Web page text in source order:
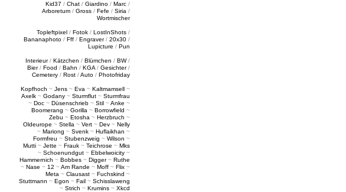
Kid37 / Chat / Giardino / Marc /
Arboretum / Gross / Fefe / Siria /
Wortmischer
Topleftpixel / Fotok / LostInShots /
Bananaphoto / Fff / Engraver/ 20x30 /
Lupicture / Pun
Interieur/ Kätzchen / Blümchen / BW/
Bier/ Food / Bahn / KGA / Gesichter/
Cemetery / Rost /Auto / Photofriday
Kopfhoch ~ Jens ~ Eva ~ Kaltmamsell ~
Axelk ~ Godany ~ Sturmflut ~ Sturmfrau
~ Doc ~ Düsenschrieb ~ Stil ~Anke ~
Boomerang ~ Gorilla ~ Borrowfield ~
Zebu ~ Etosha ~ Herzbruch ~
Oldeurope ~ Stella ~ Vert ~ Dev ~ Nelly
~ Mariong ~ Svenk ~ Huflaikhan ~
Formfreu ~ Stubenzweig ~ Wilson ~
Mutti ~ Jette ~ Frauk ~ Teichrose ~ Mks
~ Schoenundgut ~ Ebbelwoicity ~
Hammernich ~ Bobbes ~ Digger~ Ruthe
~ Nase ~ 12 ~Am Rande ~ Moff ~ Flix ~
Meta ~ Clausast ~ Fuchskind ~
Stuttmann ~ Egon ~ Fail ~ Schisslaweng
~ Strich ~ Krumins ~ Xkcd